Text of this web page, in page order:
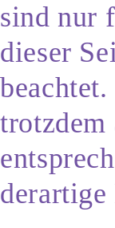
sind nur
dieser
trotzdem
derartige